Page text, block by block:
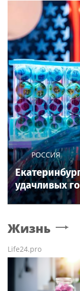
РОССИЯ
удачливых
Жизнь
Life24.pro